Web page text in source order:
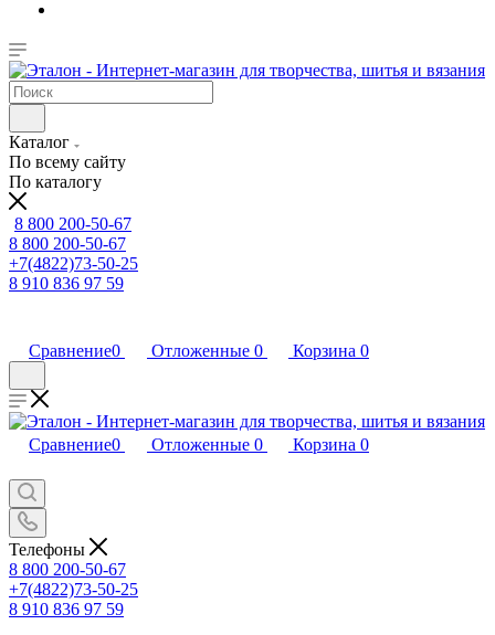
Каталог
По всему сайту
По каталогу
8 800 200-50-67
8 800 200-50-67
+7(4822)73-50-25
8 910 836 97 59
Сравнение0 Отложенные 0 Корзина 0
Сравнение0 Отложенные 0 Корзина 0
Телефоны
8 800 200-50-67
+7(4822)73-50-25
8 910 836 97 59